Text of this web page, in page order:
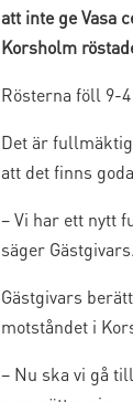
att inte ge Vasa
Korsholm
Rösterna föll 9-
Det är
att det finns
– Vi har ett nytt
säger Gästgivars.
Gästgivars
motståndet i
– Nu ska vi gå